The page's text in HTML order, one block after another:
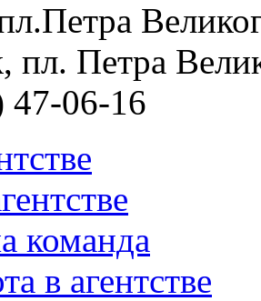
пл. Петра
47-06-16
команда
в агентстве